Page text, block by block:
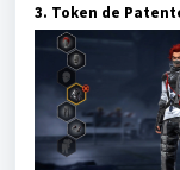
3. Token de